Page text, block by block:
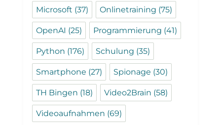
Microsoft (37) Onlinetraining (75)
OpenAI (25) Programmierung (41)
Python (176) Schulung (35)
Smartphone (27) Spionage (30)
TH Bingen (18) Video2Brain (58)
Videoaufnahmen (69)